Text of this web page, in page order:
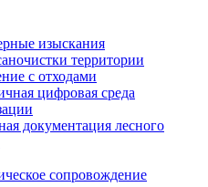
изыскания
территории
с отходами
цифровая среда
документация лесного
сопровождение